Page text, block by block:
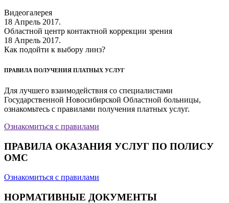
Видеогалерея
18 Апрель 2017.
Областной центр контактной коррекции зрения
18 Апрель 2017.
Как подойти к выбору линз?
ПРАВИЛА ПОЛУЧЕНИЯ ПЛАТНЫХ УСЛУГ
Для лучшего взаимодействия со специалистами
Государственной Новосибирской Областной больницы,
ознакомьтесь с правилами получения платных услуг.
Ознакомиться с правилами
ПРАВИЛА ОКАЗАНИЯ УСЛУГ ПО ПОЛИСУ
ОМС
Ознакомиться с правилами
НОРМАТИВНЫЕ ДОКУМЕНТЫ